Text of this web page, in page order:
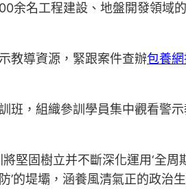
余名工程建設、地盤開發領域
教導資源，緊跟案件查辦包養網
，組織參訓學員集中觀看警
固樹立并不斷深化運用‘全周
’的堤壩，涵養風清氣正的政